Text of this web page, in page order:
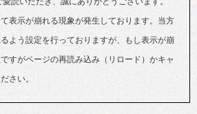
表示が崩れる現象が発生しております。当方
よう設定を行っておりますが、もし表示が崩
すがページの再読み込み（リロード）かキャ
さい。